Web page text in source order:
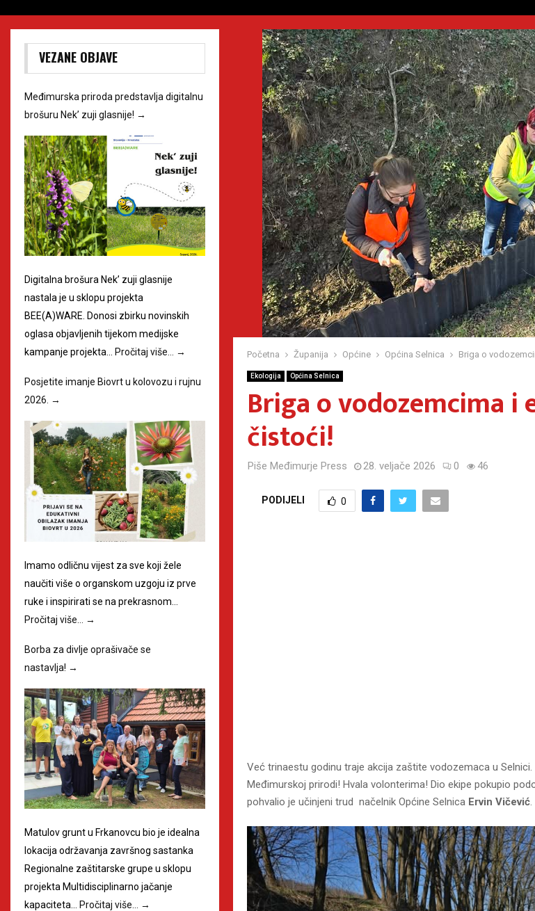
Početna Županija Općine Općina Selnica Briga o
Ekologija Općina Selnica
Briga o vodozemcima i
čistoći!
Piše Međimurje Press 28. veljače 2026 0 46
PODIJELI 0
Već trinaestu godinu traje akcija zaštite vodozemaca u Selnici.
Međimurskoj prirodi! Hvala volonterima! Dio ekipe pokupio
pohvalio je učinjeni trud načelnik Općine Selnica Ervin Vičević
VEZANE OBJAVE
Međimurska priroda predstavlja digitalnu
brošuru Nek’ zuji glasnije! →
Digitalna brošura Nek’ zuji glasnije
nastala je u sklopu projekta
BEE(A)WARE. Donosi zbirku novinskih
oglasa objavljenih tijekom medijske
kampanje projekta… Pročitaj više… →
Posjetite imanje Biovrt u kolovozu i rujnu
2026. →
Imamo odličnu vijest za sve koji žele
naučiti više o organskom uzgoju iz prve
ruke i inspirirati se na prekrasnom…
Pročitaj više…
→
Borba za divlje oprašivače se
nastavlja! →
Matulov grunt u Frkanovcu bio je idealna
lokacija održavanja završnog sastanka
Regionalne zaštitarske grupe u sklopu
projekta Multidisciplinarno jačanje
kapaciteta…
Pročitaj više… →